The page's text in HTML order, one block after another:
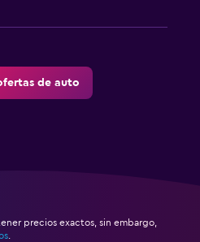
de auto
precios exactos, sin embargo,